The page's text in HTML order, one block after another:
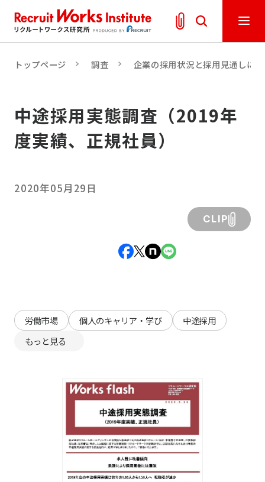
トップページ 調査 企業の採用状況と採用見通しに
中途採用実態調査（2019年
度実績、正規社員）
2020年05月29日
CLIP
労働市場 個人のキャリア・学び
中途採用
もっと見る